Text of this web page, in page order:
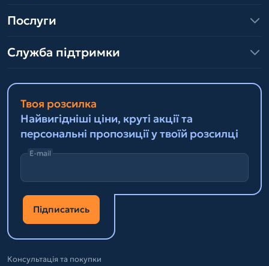
Послуги
Служба підтримки
Твоя розсилка
Найвигідніші ціни, круті акції та
персональні пропозиції у твоїй розсилці
E-mail
Підписатись
Консультація та покупки